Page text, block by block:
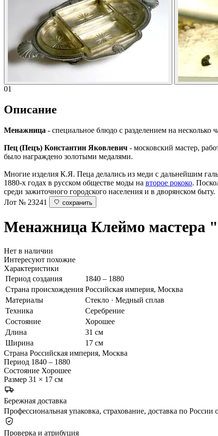
01
Описание
Менажница - специальное блюдо с разделением на несколько
Пец (Пецъ) Константин Яковлевич - московский мастер,
было награждено золотыми медалями.
Многие изделия К.Я. Пеца делались из меди с дальнейшим
1880-х годах в русском обществе моды на второе рококо.
среди зажиточного городского населения и в дворянском быту.
Лот № 23241
сохранить
Менажница Клеймо мастера
Нет в наличии
Интересуют похожие
Характеристики
Период создания
1840 – 1880
Страна происхождения Российская империя, Москва
Материалы
Стекло · Медный сплав
Техника
Серебрение
Состояние
Хорошее
Длина
31 см
Ширина
17 см
Страна Российская империя, Москва
Период 1840 – 1880
Состояние Хорошее
Размер 31 × 17 см
Бережная доставка
Профессиональная упаковка, страхование, доставка по России
Проверка и атрибуция